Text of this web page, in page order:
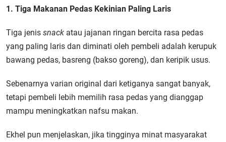
1. Tiga Makanan Pedas Kekinian Paling Laris
Tiga jenis snack atau jajanan ringan bercita rasa pedas
yang paling laris dan diminati oleh pembeli adalah kerupuk
bawang pedas, basreng (bakso goreng), dan keripik usus.
Sebenarnya varian original dari ketiganya sangat banyak,
tetapi pembeli lebih memilih rasa pedas yang dianggap
mampu meningkatkan nafsu makan.
Ekhel pun menjelaskan, jika tingginya minat masyarakat